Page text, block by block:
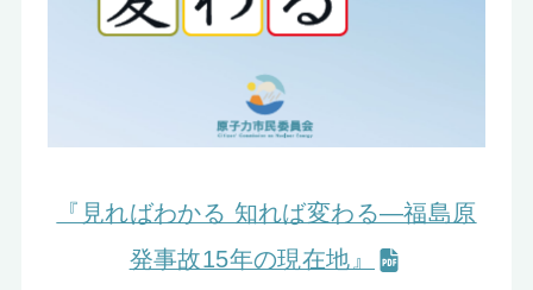
『見ればわかる 知れば変わる―福島原
発事故15年の現在地』